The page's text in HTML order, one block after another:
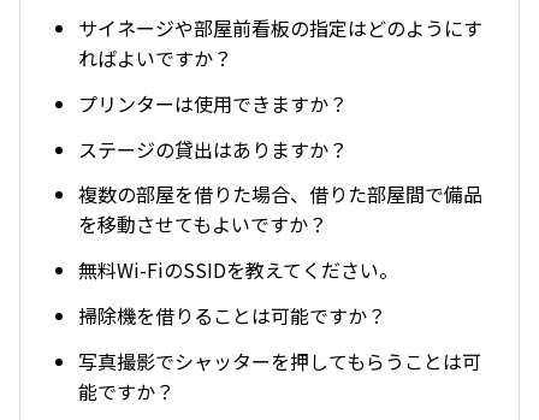
サイネージや部屋前看板の指定はどのようにす
ればよいですか？
プリンターは使用できますか？
ステージの貸出はありますか？
複数の部屋を借りた場合、借りた部屋間で備品
を移動させてもよいですか？
無料Wi-FiのSSIDを教えてください。
掃除機を借りることは可能ですか？
写真撮影でシャッターを押してもらうことは可
能ですか？